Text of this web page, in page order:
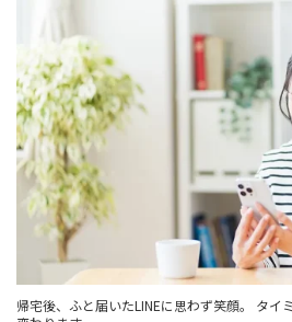
帰宅後、ふと届いたLINEに思わず笑顔。 タイ